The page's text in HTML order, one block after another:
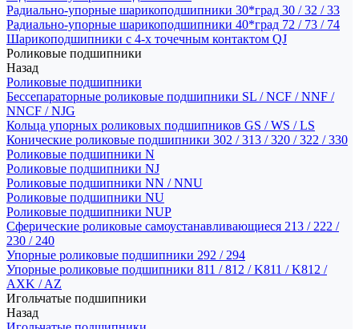
Радиально-упорные шарикоподшипники 30*град 30 / 32 / 33
Радиально-упорные шарикоподшипники 40*град 72 / 73 / 74
Шарикоподшипники с 4-х точечным контактом QJ
Роликовые подшипники
Назад
Роликовые подшипники
Бессепараторные роликовые подшипники SL / NCF / NNF /
NNCF / NJG
Кольца упорных роликовых подшипников GS / WS / LS
Конические роликовые подшипники 302 / 313 / 320 / 322 / 330
Роликовые подшипники N
Роликовые подшипники NJ
Роликовые подшипники NN / NNU
Роликовые подшипники NU
Роликовые подшипники NUP
Сферические роликовые самоустанавливающиеся 213 / 222 /
230 / 240
Упорные роликовые подшипники 292 / 294
Упорные роликовые подшипники 811 / 812 / K811 / K812 /
AXK / AZ
Игольчатые подшипники
Назад